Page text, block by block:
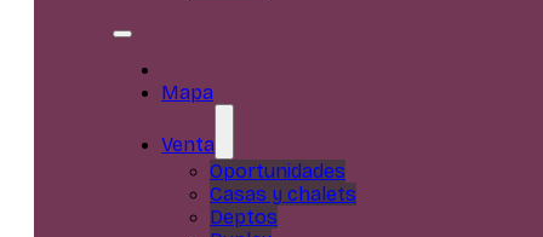
Mapa
Venta
Oportunidades
Casas y chalets
Deptos